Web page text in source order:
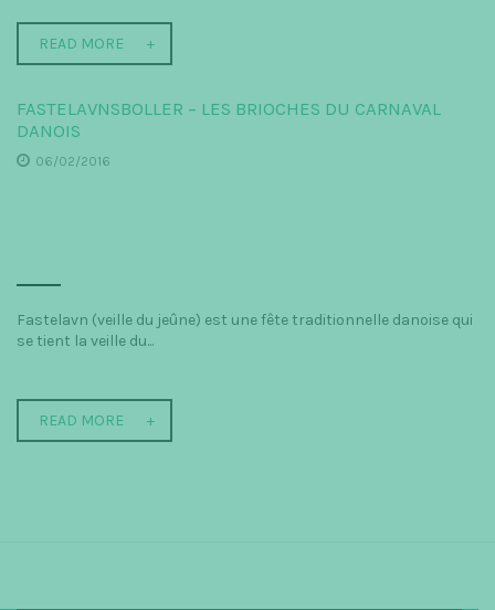
READ MORE
FASTELAVNSBOLLER – LES BRIOCHES DU CARNAVAL
DANOIS
06/02/2016
Fastelavn (veille du jeûne) est une fête traditionnelle danoise qui
se tient la veille du...
READ MORE